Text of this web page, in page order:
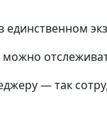
единственном
— так